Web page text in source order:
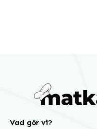
Vad gör vi?